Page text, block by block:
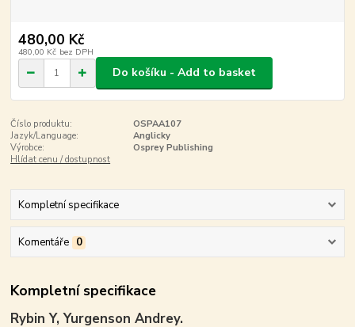
480,00 Kč
480,00 Kč bez DPH
Do košíku - Add to basket
Číslo produktu:
OSPAA107
Jazyk/Language:
Anglicky
Výrobce:
Osprey Publishing
Hlídat cenu / dostupnost
Kompletní specifikace
Komentáře 0
Kompletní specifikace
Rybin Y, Yurgenson Andrey.